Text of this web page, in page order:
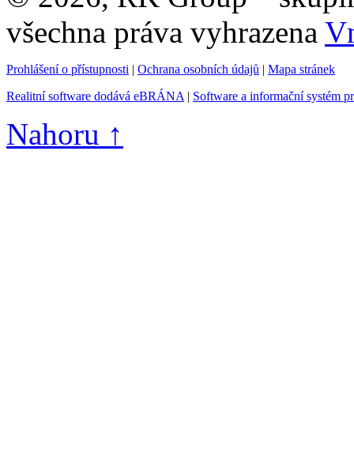
všechna práva vyhrazena
Prohlášení o přístupnosti | Ochrana osobních údajů | Mapa stránek
Realitní software dodává eBRÁNA | Software a informační systém
Nahoru ↑